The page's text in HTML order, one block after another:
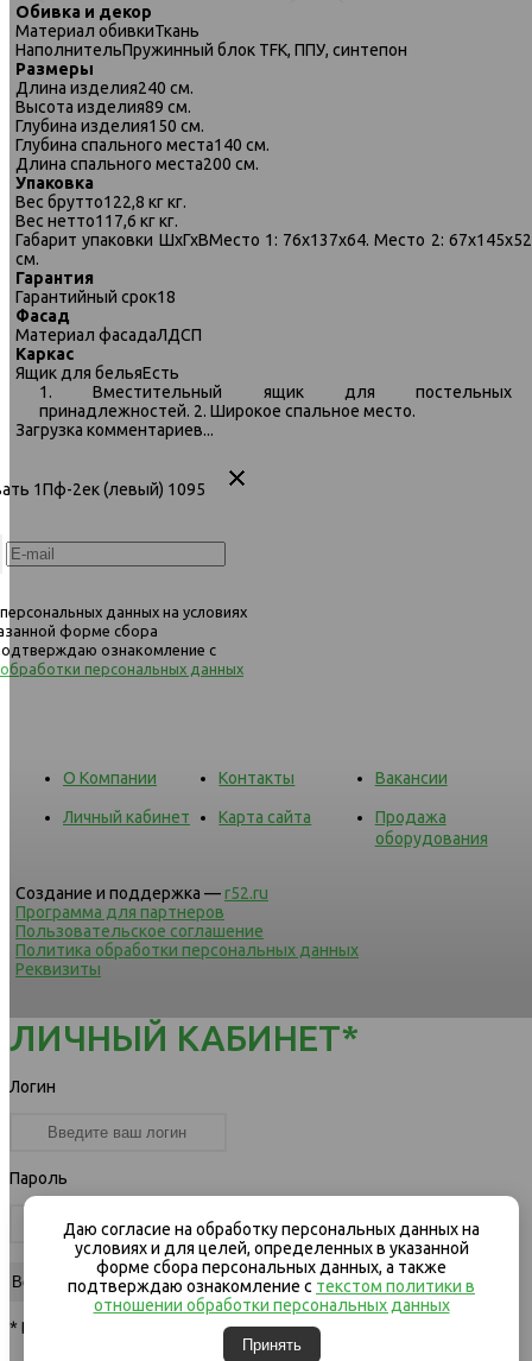
484 угловой диван-кровать
1Пф-2ек (левый) 1068 горчичный
(Vegas 560/234)
Обивка и декор
Материал обивкиТкань
НаполнительПружинный блок TFK, ППУ, синтепон
Размеры
Длина изделия240 см.
Высота изделия89 см.
Глубина изделия150 см.
Глубина спального места140 см.
Длина спального места200 см.
Упаковка
Вес брутто122,8 кг кг.
Вес нетто117,6 кг кг.
Габарит упаковки ШхГхВМесто 1: 76х137х64. Место 2:
см.
Гарантия
Гарантийный срок18
Фасад
Материал фасадаЛДСП
Каркас
Ящик для бельяЕсть
1. Вместительный ящик для постельных
принадлежностей. 2. Широкое спальное место.
Загрузка комментариев...
1Пф-2ек (левый) 1095
данных на условиях
форме сбора
ознакомление с
персональных данных
О Компании Контакты Вакансии
Личный кабинет Карта сайта
Продажа
оборудования
Создание и поддержка —r52.ru
Программа для партнеров
Пользовательское соглашение
Политика обработки персональных данных
Реквизиты
ЛИЧНЫЙ КАБИНЕТ*
Логин
Пароль
* Вход для клиентов компании
Даю согласие на обработку персональных данных на
условиях и для целей, определенных в указанной
форме сбора персональных данных, а также
подтверждаю ознакомление с текстом политики в
отношении обработки персональных данных
Принять